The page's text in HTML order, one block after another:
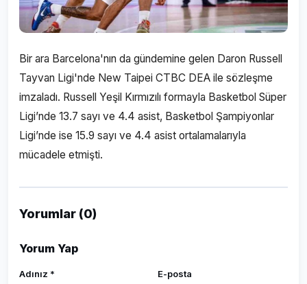
Bir ara Barcelona'nın da gündemine gelen Daron Russell
Tayvan Ligi'nde New Taipei CTBC DEA ile sözleşme
imzaladı. Russell Yeşil Kırmızılı formayla Basketbol Süper
Ligi’nde 13.7 sayı ve 4.4 asist, Basketbol Şampiyonlar
Ligi’nde ise 15.9 sayı ve 4.4 asist ortalamalarıyla
mücadele etmişti.
Yorumlar (0)
Yorum Yap
Adınız * E-posta